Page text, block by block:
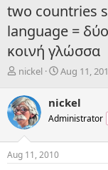
two countries
language =
κοινή γλώσσα
T
r
e
a
t
nickel
S
r
t
Aug 11,
nickel
Administrator
Aug 11, 2010